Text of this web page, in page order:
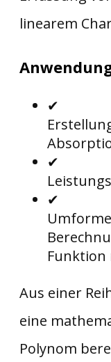
linearem
✔
✔
✔
Funktion
Aus einer
eine
Polynom